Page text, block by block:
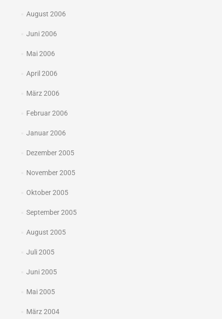
August 2006
Juni 2006
Mai 2006
April 2006
März 2006
Februar 2006
Januar 2006
Dezember 2005
November 2005
Oktober 2005
September 2005
August 2005
Juli 2005
Juni 2005
Mai 2005
März 2004